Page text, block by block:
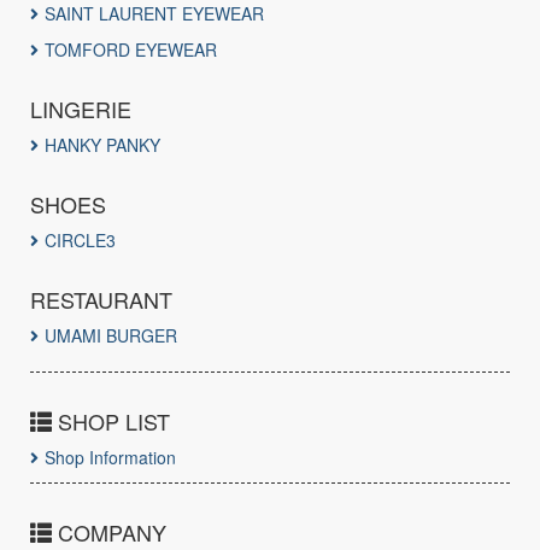
SAINT LAURENT EYEWEAR
TOMFORD EYEWEAR
LINGERIE
HANKY PANKY
SHOES
CIRCLE3
RESTAURANT
UMAMI BURGER
SHOP LIST
Shop Information
COMPANY